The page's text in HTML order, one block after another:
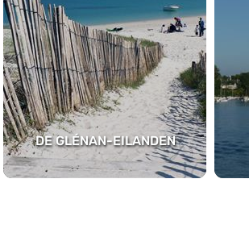
DE GLÉNAN-EILANDEN